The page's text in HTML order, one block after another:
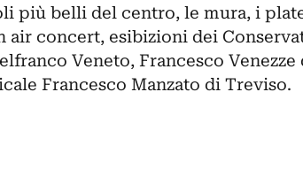
più belli del centro, le mura, i
air concert, esibizioni dei
Veneto, Francesco
Francesco Manzato di Treviso.